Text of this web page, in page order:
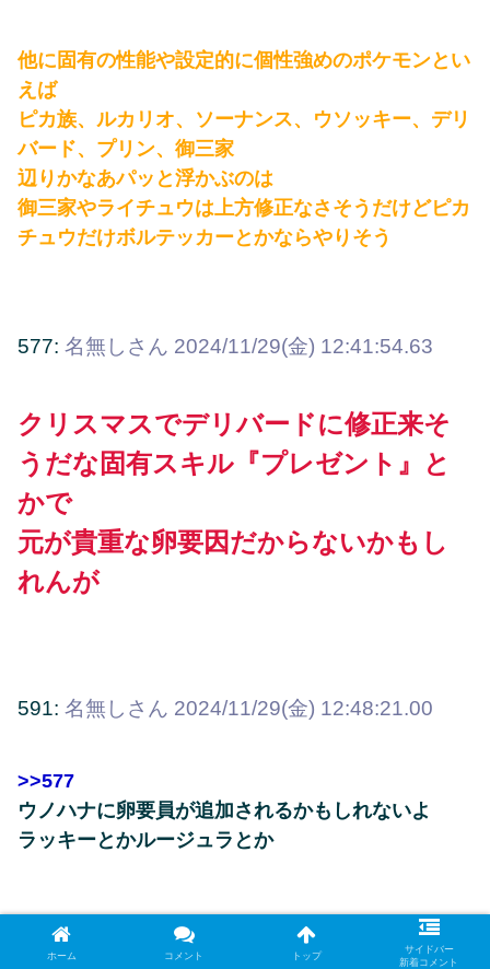
他に固有の性能や設定的に個性強めのポケモンとい
えば
ピカ族、ルカリオ、ソーナンス、ウソッキー、デリ
バード、プリン、御三家
辺りかなあパッと浮かぶのは
御三家やライチュウは上方修正なさそうだけどピカ
チュウだけボルテッカーとかならやりそう
577: 名無しさん 2024/11/29(金) 12:41:54.63
クリスマスでデリバードに修正来そ
うだな固有スキル『プレゼント』と
かで
元が貴重な卵要因だからないかもし
れんが
591: 名無しさん 2024/11/29(金) 12:48:21.00
>>577
ウノハナに卵要員が追加されるかもしれないよ
ラッキーとかルージュラとか
615:名無しさん 2024/11/29(金) 13:00:22.51
ホーム コメント トップ
サイドバー
新着コメント